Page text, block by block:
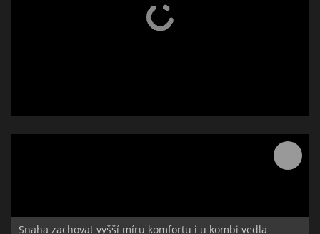
Snaha zachovat vyšší míru komfortu i u kombi vedla